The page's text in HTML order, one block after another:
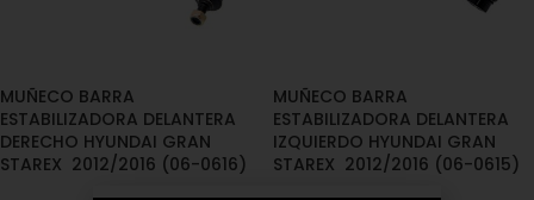
MUÑECO BARRA
ESTABILIZADORA DELANTERA
DERECHO HYUNDAI GRAN
STAREX 2012/2016 (06-0616)
MUÑECO BARRA
ESTABILIZADORA DELANTERA
IZQUIERDO HYUNDAI GRAN
STAREX 2012/2016 (06-0615)